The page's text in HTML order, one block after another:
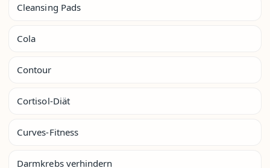
Cleansing Pads
Cola
Contour
Cortisol-Diät
Curves-Fitness
Darmkrebs verhindern